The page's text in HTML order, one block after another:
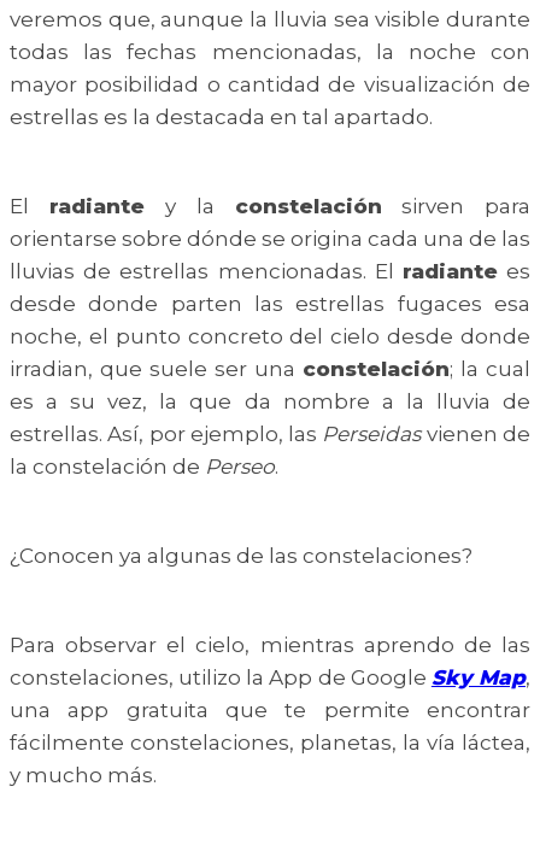
veremos que, aunque la lluvia sea visible durante
todas las fechas mencionadas, la noche con
mayor posibilidad o cantidad de visualización de
estrellas es la destacada en tal apartado.
El radiantey la constelación sirven para
orientarse sobre dónde se origina cada una de las
lluvias de estrellas mencionadas. El radiantees
desde donde parten las estrellas fugaces esa
noche, el punto concreto del cielo desde donde
irradian, que suele ser una constelación; la cual
es a su vez, la que da nombre a la lluvia de
estrellas. Así, por ejemplo, las Perseidasvienen de
la constelación de Perseo.
¿Conocen ya algunas de las constelaciones?
Para observar el cielo, mientras aprendo de las
constelaciones, utilizo la App de Google Sky Map,
una app gratuita que te permite encontrar
fácilmente constelaciones, planetas, la vía láctea,
y mucho más.